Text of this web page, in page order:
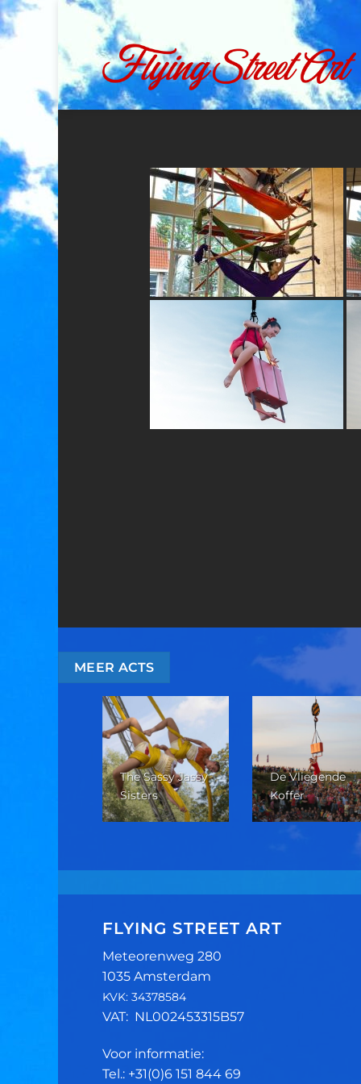
Ga
inhoud
MEER ACTS
The Sassy Jassy
Sisters
De Vliegende
Koffer
FLYING STREET ART
Meteorenweg 280
1035 Amsterdam
KVK: 34378584
VAT: NL002453315B57
Voor informatie:
Tel.: +31(0)6 151 844 69